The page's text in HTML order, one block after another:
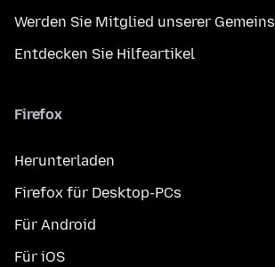
Werden Sie Mitglied unserer
Entdecken Sie Hilfeartikel
Firefox
Herunterladen
Firefox für Desktop-PCs
Für Android
Für iOS